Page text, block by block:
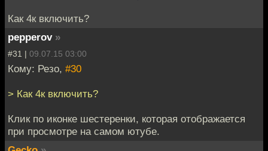
Как 4к включить?
pepperov »
#31 | 09.07.15 03:00
Кому: Резо, #30
> Как 4к включить?
Клик по иконке шестеренки, которая отображается
при просмотре на самом ютубе.